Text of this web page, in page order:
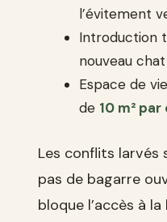
l’évitement
Introduction
nouveau chat
Espace de
de 10 m²
Les conflits larvés
pas de bagarre
bloque l’accès à